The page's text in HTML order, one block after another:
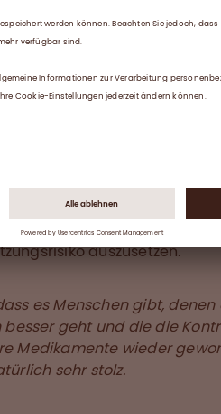
und
Dinatriumphosphat,
Filterbetten,
größte Herausforderung.
Palettenplätzen. Wir
elektronisch gesichert ist,
legen und aus den
auszusetzen.
es Menschen gibt, denen
geht und die die
Medikamente wieder
sehr stolz.